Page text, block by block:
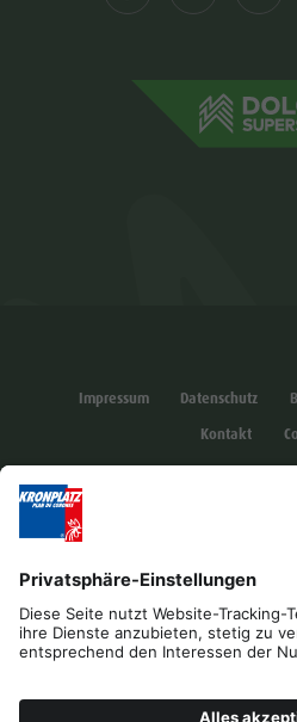
Impressum Datenschutz
Kontakt